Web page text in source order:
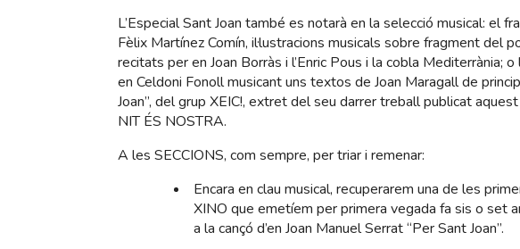
L’Especial Sant Joan també es notarà en la selecció musical: el
Fèlix Martínez Comín, il·lustracions musicals sobre fragment del
recitats per en Joan Borràs i l’Enric Pous i la cobla Mediterrània; o
en Celdoni Fonoll musicant uns textos de Joan Maragall de
Joan”, del grup XEIC!, extret del seu darrer treball publicat
NIT ÉS NOSTRA.
A les SECCIONS, com sempre, per triar i remenar:
Encara en clau musical, recuperarem una de les
XINO que emetíem per primera vegada fa sis o set
a la cançó d’en Joan Manuel Serrat “Per Sant Joan”.